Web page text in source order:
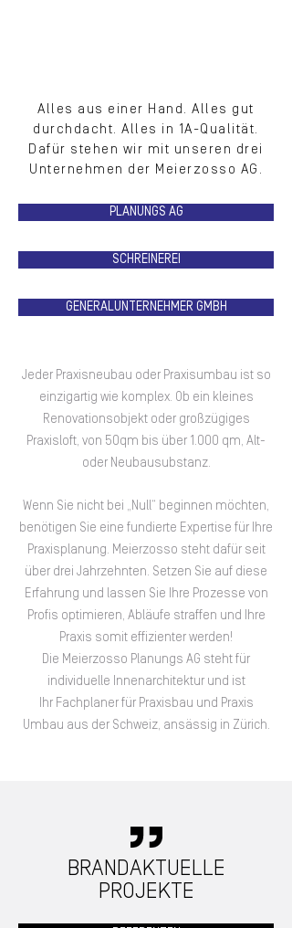
Alles aus einer Hand. Alles gut
durchdacht. Alles in 1A-Qualität.
Dafür stehen wir mit unseren drei
Unternehmen der Meierzosso AG.
PLANUNGS AG
SCHREINEREI
GENERALUNTERNEHMER GMBH
Jeder Praxis­neubau oder Praxis­umbau ist so
einzigartig wie komplex. Ob ein kleines
Renovations­objekt oder großzügiges
Praxisloft, von 50qm bis über 1.000 qm, Alt-
oder Neubausubstanz.
Wenn Sie nicht bei „Null“ beginnen möchten,
benötigen Sie eine fundierte Expertise für Ihre
Praxisplanung. Meierzosso steht dafür seit
über drei Jahrzehnten. Setzen Sie auf diese
Erfahrung und lassen Sie Ihre Prozesse von
Profis optimieren, Abläufe straffen und Ihre
Praxis somit effizienter werden!
Die Meierzosso Planungs AG steht für
individuelle Innenarchitektur und ist
Ihr Fachplaner für Praxisbau und Praxis
Umbau aus der Schweiz, ansässig in Zürich.
BRANDAKTUELLE
PROJEKTE